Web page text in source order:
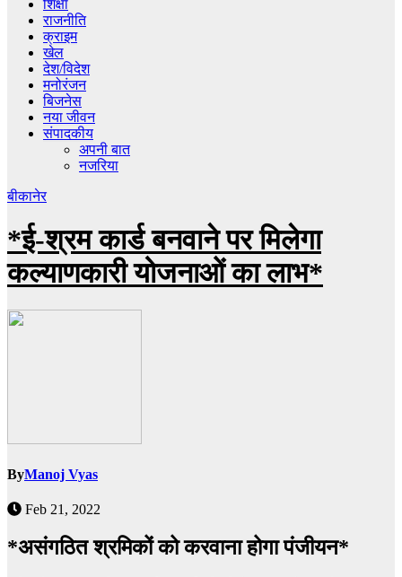
शिक्षा
राजनीति
क्राइम
खेल
देश/विदेश
मनोरंजन
बिजनेस
नया जीवन
संपादकीय
अपनी बात
नजरिया
बीकानेर
*ई-श्रम कार्ड बनवाने पर मिलेगा
कल्याणकारी योजनाओं का लाभ*
ByManoj Vyas
Feb 21, 2022
*असंगठित श्रमिकों को करवाना होगा पंजीयन*